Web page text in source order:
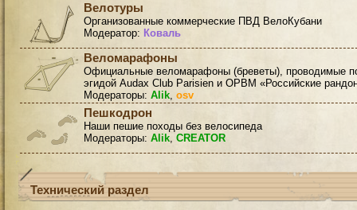
Велотуры
Организованные коммерческие ПВД ВелоКубани
Модератор: Коваль
Веломарафоны
Официальные веломарафоны (бреветы), проводимые
эгидой Audax Club Parisien и ОРВМ «Российские
Модераторы: Alik, osv
Пешкодрон
Наши пешие походы без велосипеда
Модераторы: Alik, CREATOR
Технический раздел